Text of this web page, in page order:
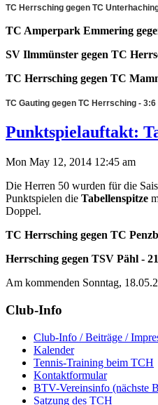
TC Herrsching gegen TC
TC Amperpark Emmering
SV Ilmmünster gegen TC
TC Herrsching gegen TC
TC Gauting gegen TC Herrsching - 3:6
Punktspielauftakt:
Mon May 12, 2014 12:45 am
Die Herren 50 wurden für die
Punktspielen die Tabellenspitze
Doppel.
TC Herrsching gegen TC
Herrsching gegen TSV Pähl -
Am kommenden Sonntag,
Club-Info
Club-Info / Beiträge /
Kalender
Tennis-Training beim TCH
Kontaktformular
BTV-Vereinsinfo (nächste
Satzung des TCH